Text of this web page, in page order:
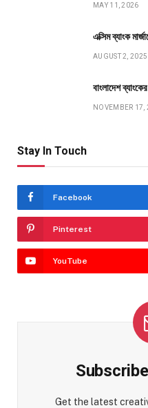
MAY 11, 2026
এক্সিম ব্যাংক
AUGUST 2, 2025
বাংলাদেশ
NOVEMBER 17,
Stay In Touch
Facebook
Pinterest
YouTube
Get the latest